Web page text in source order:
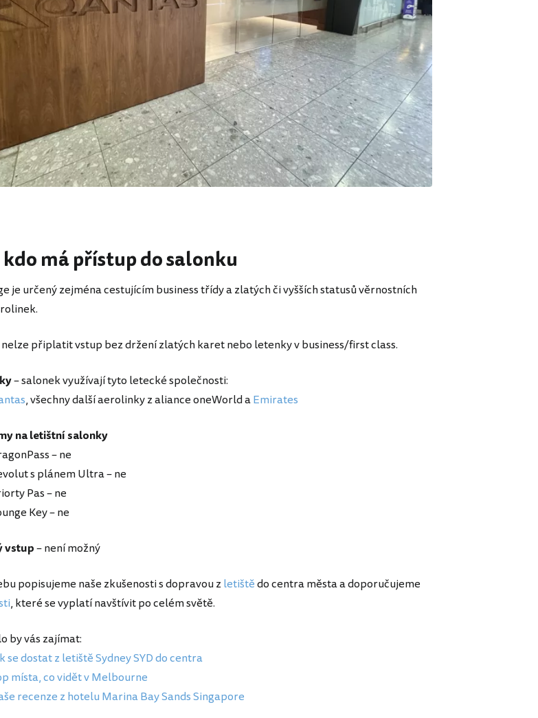
kdo má přístup do salonku
je určený zejména cestujícím business třídy a zlatých či vyšších statusů věrnostních
nelze připlatit vstup bez držení zlatých karet nebo letenky v business/first class.
– salonek využívají tyto letecké společnosti:
, všechny další aerolinky z aliance oneWorld aEmirates
na letištní salonky
– ne
s plánem Ultra – ne
Pas – ne
Key – ne
vstup– není možný
popisujeme naše zkušenosti s dopravou zletištědo centra města a doporučujeme
, které se vyplatí navštívit po celém světě.
by vás zajímat:
se dostat z letiště Sydney SYD do centra
místa, co vidět v Melbourne
recenze z hotelu Marina Bay Sands Singapore